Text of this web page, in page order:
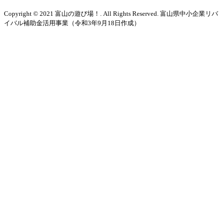
Copyright © 2021 富山の遊び場！. All Rights Reserved. 富山県中小企業リバ
イバル補助金活用事業（令和3年9月18日作成）